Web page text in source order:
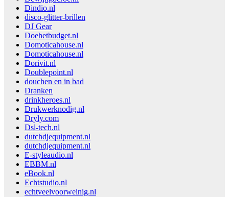
Dindio.nl
disco-glitter-brillen
DJ Gear
Doehetbudget.nl
Domoticahouse.nl
Domoticahouse.nl
Dorivit.nl
Doublepoint.nl
douchen en in bad
Dranken
drinkheroes.nl
Drukwerknodig.nl
Dryly.com
Dsl-tech.nl
dutchdjequipment.nl
dutchdjequipment.nl
E-styleaudio.nl
EBBM.nl
eBook.nl
Echtstudio.nl
echtveelvoorweinig.nl